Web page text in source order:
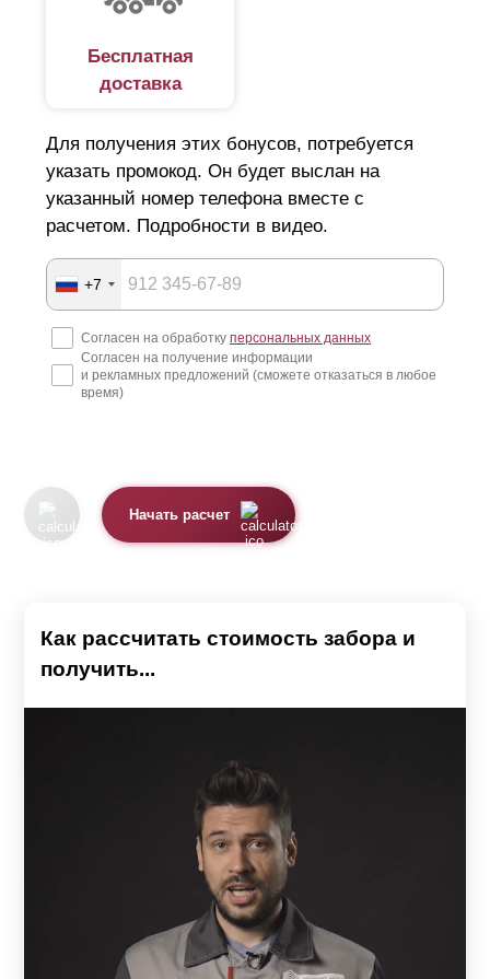
Бесплатная
доставка
Для получения этих бонусов, потребуется
указать промокод. Он будет выслан на
указанный номер телефона вместе с
расчетом. Подробности в видео.
+7
Согласен на обработку персональных данных
Согласен на получение информации
и рекламных предложений (сможете отказаться в любое
время)
Начать расчет
Как рассчитать стоимость забора и
получить...